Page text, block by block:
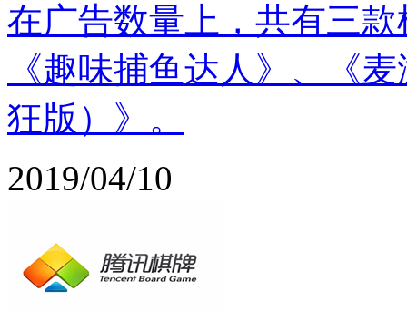
在广告数量上，共有三
《趣味捕鱼达人》、《
狂版）》。
2019/04/10